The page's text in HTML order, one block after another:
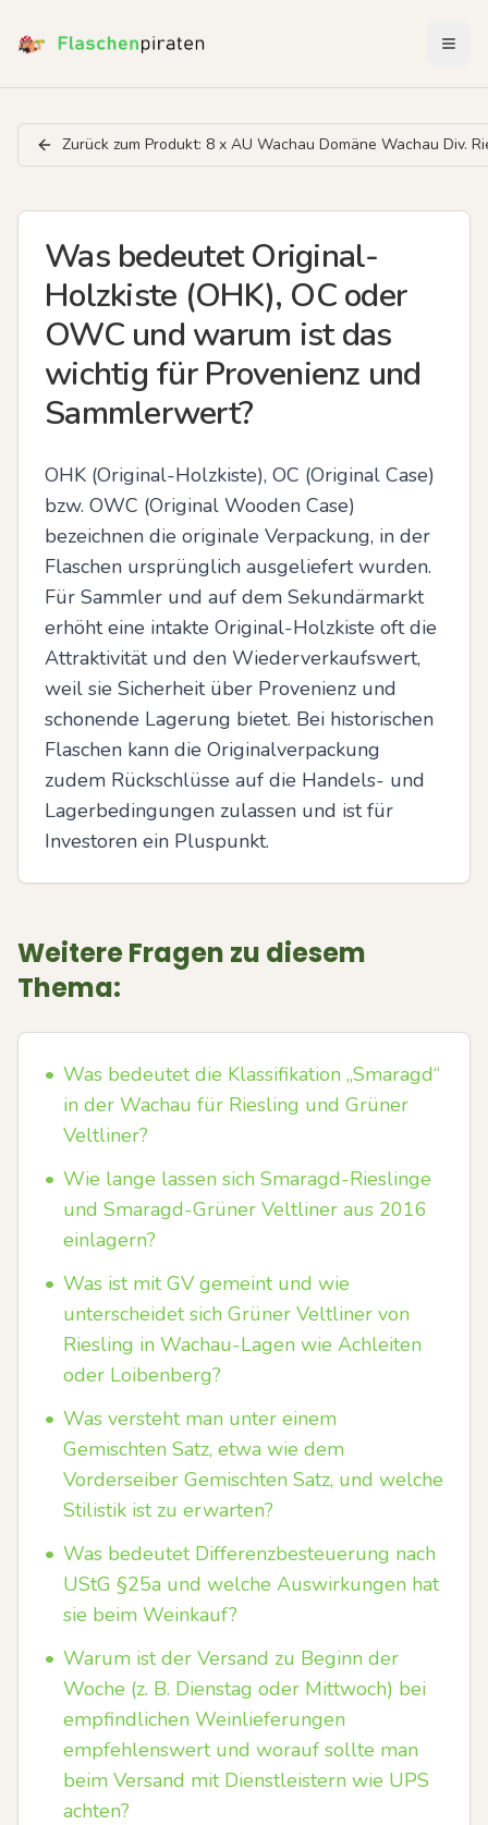
Zurück zum Produkt: 8 x AU Wachau Domäne Wachau Div.
Was bedeutet Original-
Holzkiste (OHK), OC oder
OWC und warum ist das
wichtig für Provenienz und
Sammlerwert?
OHK (Original-Holzkiste), OC (Original Case)
bzw. OWC (Original Wooden Case)
bezeichnen die originale Verpackung, in der
Flaschen ursprünglich ausgeliefert wurden.
Für Sammler und auf dem Sekundärmarkt
erhöht eine intakte Original-Holzkiste oft die
Attraktivität und den Wiederverkaufswert,
weil sie Sicherheit über Provenienz und
schonende Lagerung bietet. Bei historischen
Flaschen kann die Originalverpackung
zudem Rückschlüsse auf die Handels- und
Lagerbedingungen zulassen und ist für
Investoren ein Pluspunkt.
Weitere Fragen zu diesem
Thema:
• Was bedeutet die Klassifikation „Smaragd“
in der Wachau für Riesling und Grüner
Veltliner?
• Wie lange lassen sich Smaragd-Rieslinge
und Smaragd-Grüner Veltliner aus 2016
einlagern?
• Was ist mit GV gemeint und wie
unterscheidet sich Grüner Veltliner von
Riesling in Wachau-Lagen wie Achleiten
oder Loibenberg?
• Was versteht man unter einem
Gemischten Satz, etwa wie dem
Vorderseiber Gemischten Satz, und welche
Stilistik ist zu erwarten?
• Was bedeutet Differenzbesteuerung nach
UStG §25a und welche Auswirkungen hat
sie beim Weinkauf?
• Warum ist der Versand zu Beginn der
Woche (z. B. Dienstag oder Mittwoch) bei
empfindlichen Weinlieferungen
empfehlenswert und worauf sollte man
beim Versand mit Dienstleistern wie UPS
achten?